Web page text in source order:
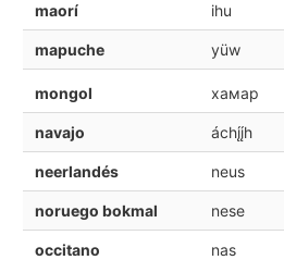
maorí ihu
mapuche yüw
mongol хамар
navajo áchį́į́h
neerlandés neus
noruego bokmal nese
occitano nas